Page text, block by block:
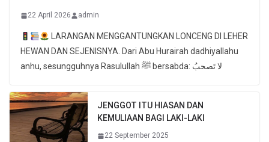
22 April 2026 admin
LARANGAN MENGGANTUNGKAN LONCENG DI LEHER
HEWAN DAN SEJENISNYA. Dari Abu Hurairah dadhiyallahu
anhu, sesungguhnya Rasulullah ﷺ bersabda: لا تَصحبُ
JENGGOT ITU HIASAN DAN
KEMULIAAN BAGI LAKI-LAKI
22 September 2025